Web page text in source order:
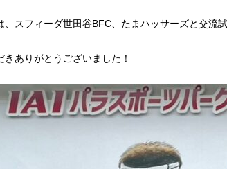
、スフィーダ世田谷BFC、たまハッサーズと交流
きありがとうございました！